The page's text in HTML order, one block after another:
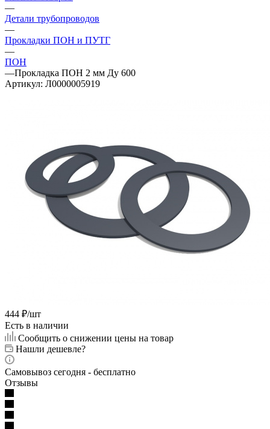
—
Детали трубопроводов
—
Прокладки ПОН и ПУТГ
—
ПОН
—Прокладка ПОН 2 мм Ду 600
Артикул: Л0000005919
444 ₽/шт
Есть в наличии
Сообщить о снижении цены на товар
Нашли дешевле?
Самовывоз сегодня - бесплатно
Отзывы